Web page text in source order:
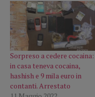
Sorpreso a cedere cocaina:
in casa teneva cocaina,
hashish e 9 mila euro in
contanti. Arrestato